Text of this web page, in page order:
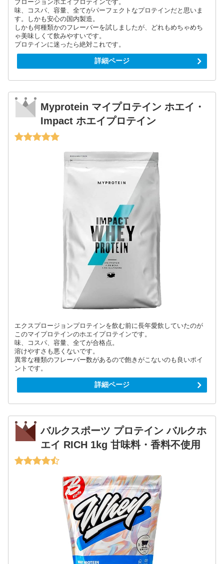
プロージョンホエイプロテインです。
味、コスパ、容量、全てがパーフェクトなプロテインだと思いま
す。しかも安心の国内製造。
しかも何種類かのフレーバーを試しましたが、どれもめちゃめち
ゃ美味しくて飲みやすいです。
プロテインに迷ったら絶対これです。
詳細ページ
Myprotein マイプロテイン ホエイ・
Impact ホエイプロテイン
エクスプロージョンプロテインを飲む前に長年愛飲していたのが
このマイプロテインのホエイプロテインです。
味、コスパ、容量、全てが合格点。
溶けやすさも悪くないです。
異常な種類のフレーバー数があるので飽きがこないのも良いポイ
ントです。
詳細ページ
バルクスポーツ プロテイン バルクホ
エイ RICH 1kg 甘味料・香料不使用